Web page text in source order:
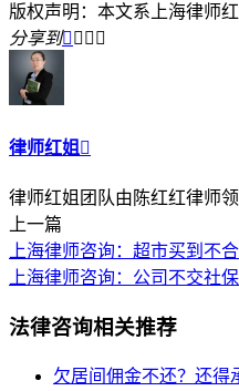
版权声明：本文系上海律师
分享到   
律师红姐 
律师红姐团队由陈红红律师
上一篇
上海律师咨询：超市买到不
上海律师咨询：公司不交社
法律咨询相关推荐
欠居间佣金不还？还得